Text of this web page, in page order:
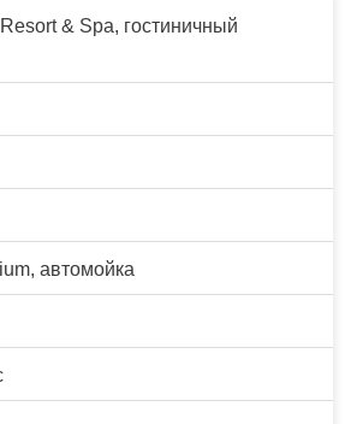
& Spa, гостиничный
автомойка